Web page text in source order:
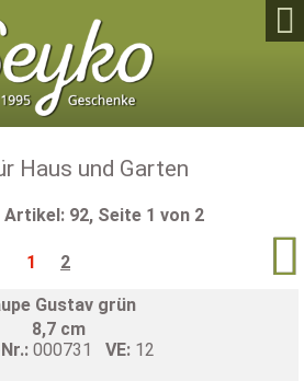

Haus und Garten
92, Seite 1 von 2
1 2 
Gustav grün
8,7 cm
000731 VE: 12